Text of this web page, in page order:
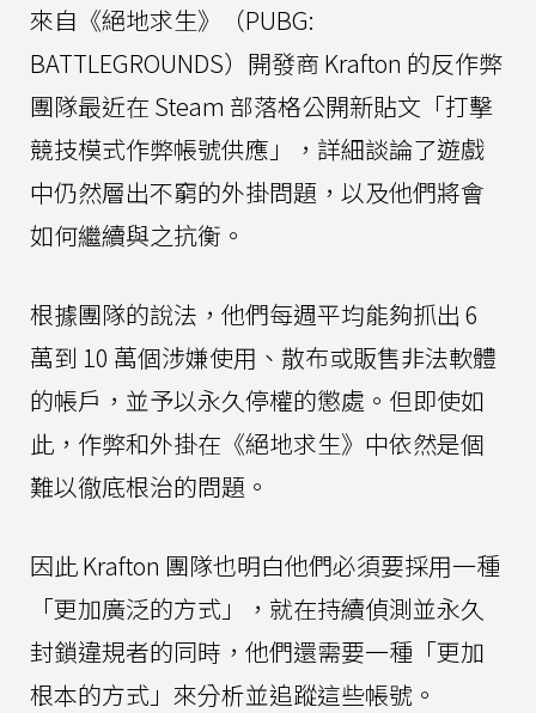
來自《絕地求生》（PUBG:
BATTLEGROUNDS）開發商 Krafton 的反作弊
團隊最近在 Steam 部落格公開新貼文「打擊
競技模式作弊帳號供應」，詳細談論了遊戲
中仍然層出不窮的外掛問題，以及他們將會
如何繼續與之抗衡。
根據團隊的說法，他們每週平均能夠抓出 6
萬到 10 萬個涉嫌使用、散布或販售非法軟體
的帳戶，並予以永久停權的懲處。但即使如
此，作弊和外掛在《絕地求生》中依然是個
難以徹底根治的問題。
因此 Krafton 團隊也明白他們必須要採用一種
「更加廣泛的方式」，就在持續偵測並永久
封鎖違規者的同時，他們還需要一種「更加
根本的方式」來分析並追蹤這些帳號。